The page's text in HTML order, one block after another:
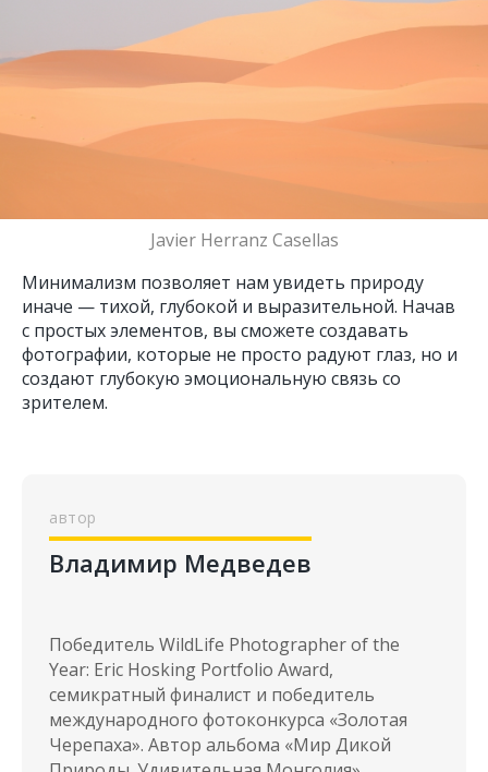
Javier Herranz Casellas
Минимализм позволяет нам увидеть природу
иначе — тихой, глубокой и выразительной. Начав
с простых элементов, вы сможете создавать
фотографии, которые не просто радуют глаз, но и
создают глубокую эмоциональную связь со
зрителем.
Владимир Медведев
Победитель WildLife Photographer of the
Year: Eric Hosking Portfolio Award,
семикратный финалист и победитель
международного фотоконкурса «Золотая
Черепаха». Автор альбома «Мир Дикой